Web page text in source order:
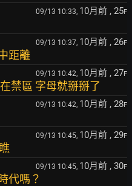
09/13 10:33, 10月前 , 25F
09/13 10:37, 10月前 , 26F
距離
09/13 10:42, 10月前 , 27F
禁區 字母就掰掰了
09/13 10:42, 10月前 , 28F
09/13 10:45, 10月前 , 29F
09/13 10:45, 10月前 , 30F
代嗎？